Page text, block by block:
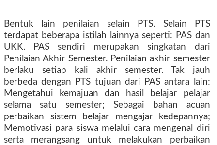
Bentuk lain penilaianselain PTS. Selain PTS
terdapat beberapa istilah lainnya seperti: PAS dan
UKK. PAS sendiri merupakan singkatan dari
Penilaian Akhir Semester. Penilaian akhir semester
berlaku setiap kali akhir semester. Tak jauh
berbeda dengan PTS tujuan dari PAS antara lain:
Mengetahui kemajuan dan hasil belajar pelajar
selama satu semester; Sebagai bahan acuan
perbaikan sistem belajar mengajar kedepannya;
Memotivasi para siswa melalui cara mengenal diri
serta merangsang untuk melakukan perbaikan